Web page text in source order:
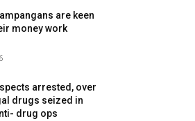
are keen
money work
arrested, over
drugs seized in
drug ops